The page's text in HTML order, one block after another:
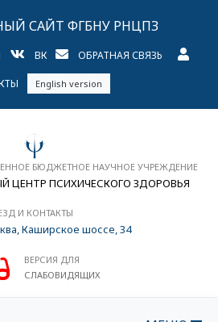
САЙТ ФГБНУ РНЦПЗ
ВК ОБРАТНАЯ СВЯЗЬ
English version
БЮДЖЕТНОЕ НАУЧНОЕ УЧРЕЖДЕНИЕ
ЦЕНТР ПСИХИЧЕСКОГО ЗДОРОВЬЯ
И КОНТАКТЫ
Каширское шоссе, 34
ВЕРСИЯ ДЛЯ
СЛАБОВИДЯЩИХ